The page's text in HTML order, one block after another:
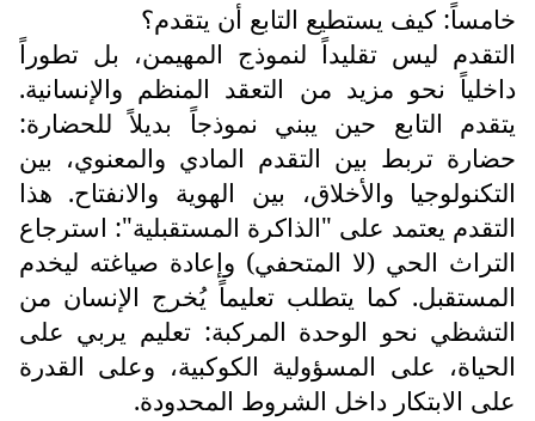
خامساً: كيف يستطيع التابع أن يتقدم؟
التقدم ليس تقليداً لنموذج المهيمن، بل تطوراً
داخلياً نحو مزيد من التعقد المنظم والإنسانية.
يتقدم التابع حين يبني نموذجاً بديلاً للحضارة:
حضارة تربط بين التقدم المادي والمعنوي، بين
التكنولوجيا والأخلاق، بين الهوية والانفتاح. هذا
التقدم يعتمد على "الذاكرة المستقبلية": استرجاع
التراث الحي (لا المتحفي) وإعادة صياغته ليخدم
المستقبل. كما يتطلب تعليماً يُخرج الإنسان من
التشظي نحو الوحدة المركبة: تعليم يربي على
الحياة، على المسؤولية الكوكبية، وعلى القدرة
على الابتكار داخل الشروط المحدودة.